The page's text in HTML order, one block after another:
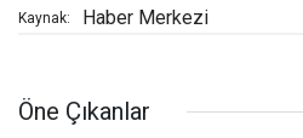
Kaynak: Haber Merkezi
Öne Çıkanlar